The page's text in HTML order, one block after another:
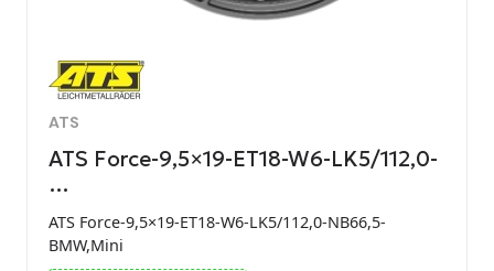
ATS
ATS Force-9,5×19-ET18-W6-LK5/112,0-
…
ATS Force-9,5×19-ET18-W6-LK5/112,0-NB66,5-
BMW,Mini